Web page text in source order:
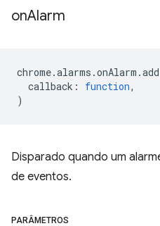
onAlarm
chrome.alarms .onAlarm .
callback : function,
)
Disparado quando um
de eventos.
PARÂMETROS